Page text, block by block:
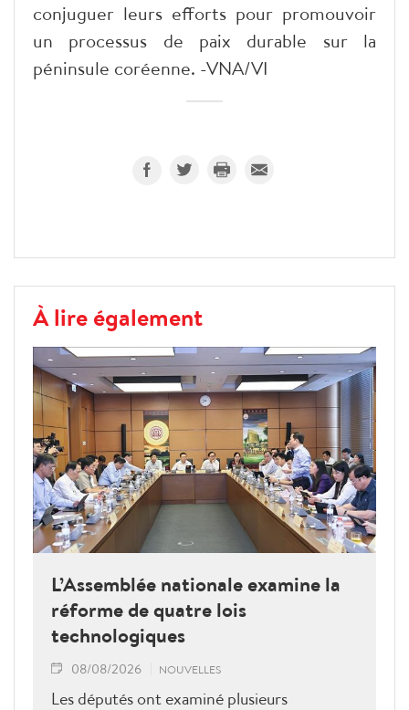
conjuguer leurs efforts pour promouvoir
un processus de paix durable sur la
péninsule coréenne. -VNA/VI
À lire également
L’Assemblée nationale examine la
réforme de quatre lois
technologiques
08/08/2026 NOUVELLES
Les députés ont examiné plusieurs